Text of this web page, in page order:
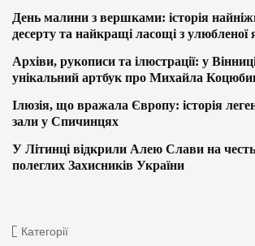
День малини з вершками: історія
десерту та найкращі ласощі з улюбленої
Архіви, рукописи та ілюстрації: у
унікальний артбук про Михайла
Ілюзія, що вражала Європу: історія
зали у Спичинцях
У Літинці відкрили Алею Слави на
полеглих Захисників України
Категорії